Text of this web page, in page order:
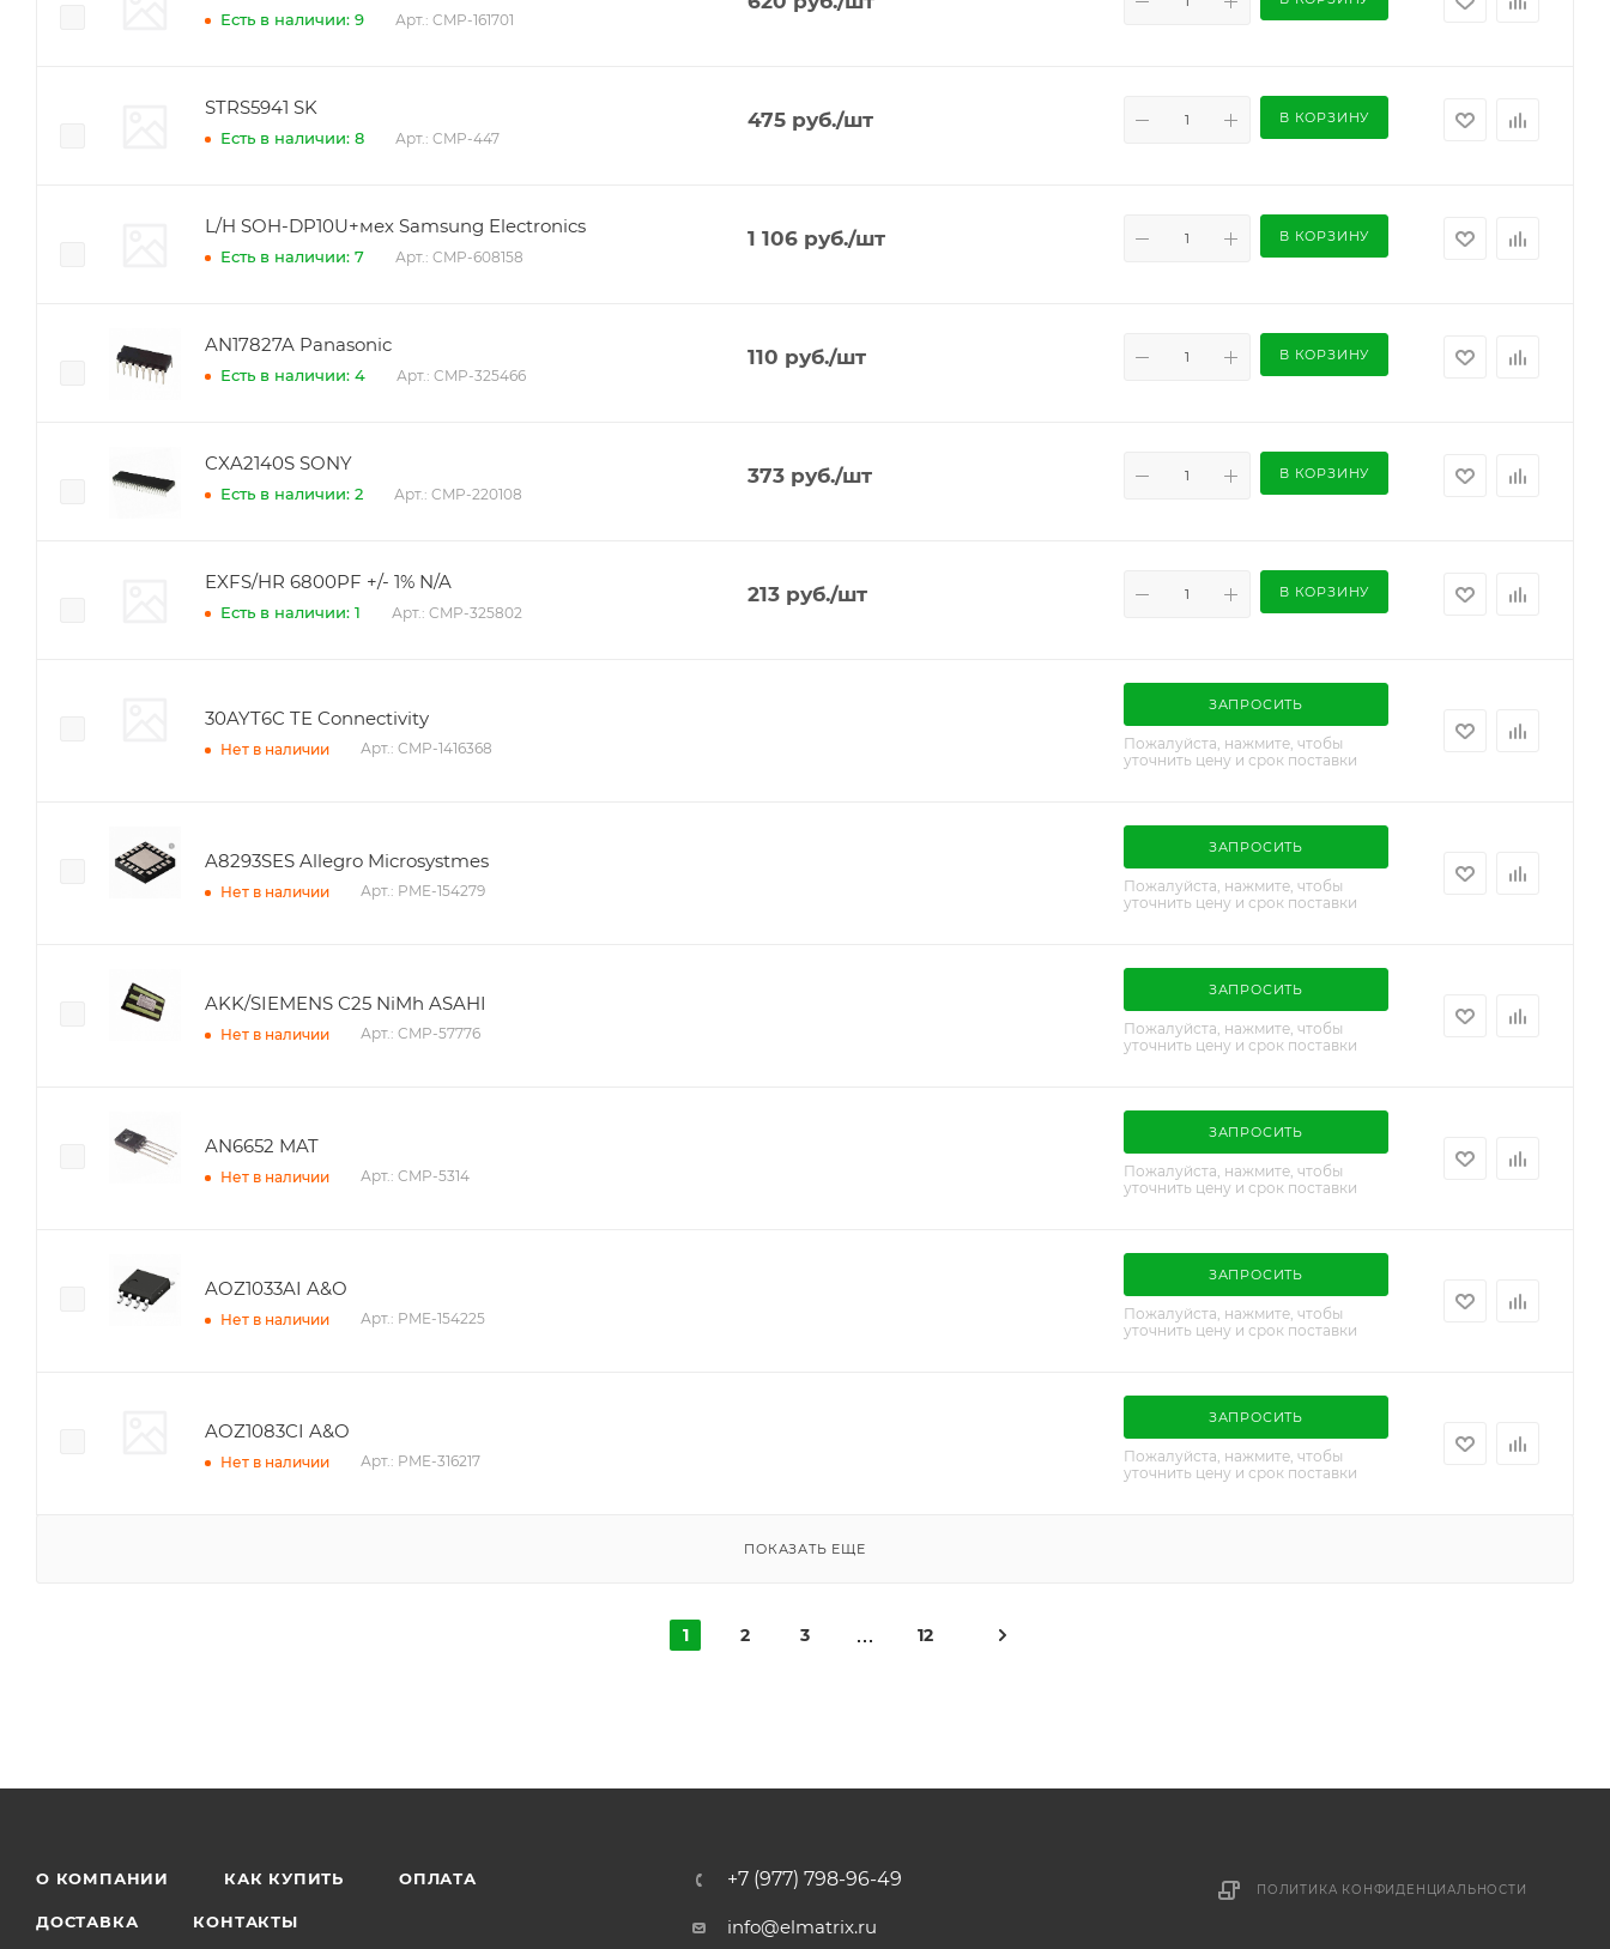
Есть в наличии: 9 Арт.: CMP-161701
STRS5941 SK
Есть в наличии: 8 Арт.: CMP-447
475руб./шт В КОРЗИНУ
L/H SOH-DP10U+мех Samsung Electronics
Есть в наличии: 7 Арт.: CMP-608158
1 106руб./шт В КОРЗИНУ
AN17827A Panasonic
Есть в наличии: 4 Арт.: CMP-325466
110 руб./шт В КОРЗИНУ
CXA2140S SONY
Есть в наличии: 2 Арт.: CMP-220108
373руб./шт В КОРЗИНУ
EXFS/HR 6800PF +/- 1% N/A
Есть в наличии: 1 Арт.: CMP-325802
213руб./шт В КОРЗИНУ
30AYT6C TE Connectivity
Нет в наличии Арт.: CMP-1416368
ЗАПРОСИТЬ
Пожалуйста, нажмите, чтобы
уточнить цену и срок поставки
A8293SES Allegro Microsystmes
Нет в наличии Арт.: PME-154279
ЗАПРОСИТЬ
Пожалуйста, нажмите, чтобы
уточнить цену и срок поставки
AKK/SIEMENS C25 NiMh ASAHI
Нет в наличии Арт.: CMP-57776
ЗАПРОСИТЬ
Пожалуйста, нажмите, чтобы
уточнить цену и срок поставки
AN6652 MAT
Нет в наличии Арт.: CMP-5314
ЗАПРОСИТЬ
Пожалуйста, нажмите, чтобы
уточнить цену и срок поставки
AOZ1033AI A&O
Нет в наличии Арт.: PME-154225
ЗАПРОСИТЬ
Пожалуйста, нажмите, чтобы
уточнить цену и срок поставки
AOZ1083CI A&O
Нет в наличии Арт.: PME-316217
ЗАПРОСИТЬ
Пожалуйста, нажмите, чтобы
уточнить цену и срок поставки
ПОКАЗАТЬ ЕЩЕ
1 2 3 12
О КОМПАНИИ КАК КУПИТЬ ОПЛАТА
ДОСТАВКА КОНТАКТЫ
+7 (977) 798-96-49
info@elmatrix.ru
ПОЛИТИКА КОНФИДЕНЦИАЛЬНОСТИ